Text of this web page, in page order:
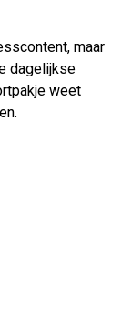
maar
dagelijkse
weet